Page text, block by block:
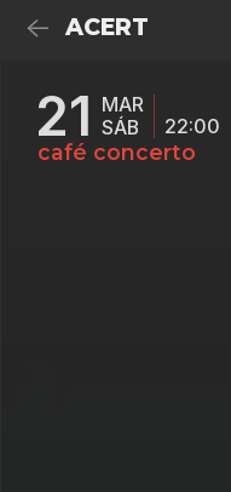
ACERT
21
MAR
SÁB
22:00
café concerto